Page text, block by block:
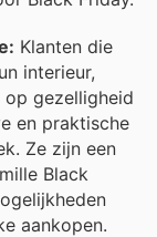
Klanten die
interieur,
op gezelligheid
en praktische
Ze zijn een
Black
aankopen.